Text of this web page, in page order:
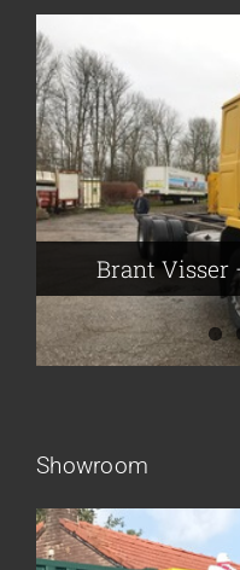
Brant Visser
Brant Visser
Auke van der
John
Showroom